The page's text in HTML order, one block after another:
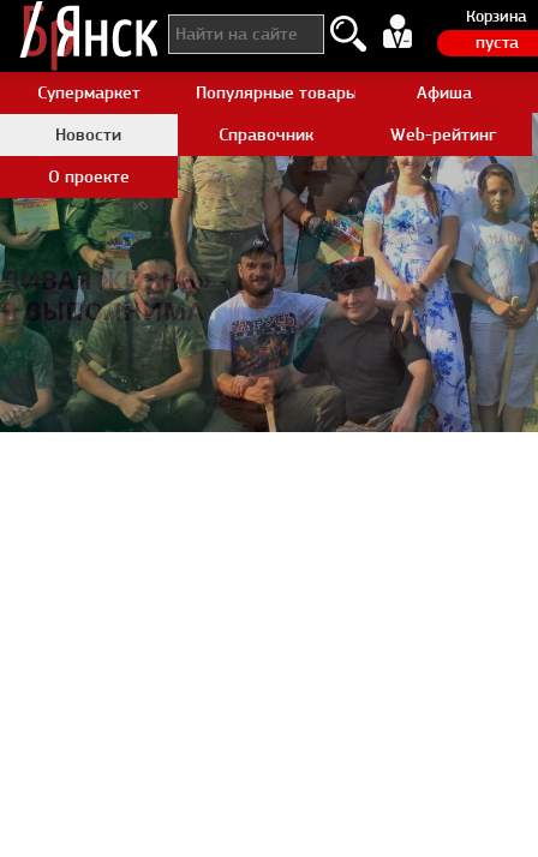
Корзина
пуста
Супермаркет Популярные товары AliexpressАфиша
Новости
Справочник
Web-рейтинг
О проекте